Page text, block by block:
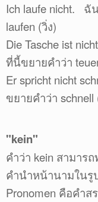
Ich laufe nicht. ฉั
laufen (วิ่ง)
Die Tasche ist
ที่นี้ขยายคำว่า
Er spricht nicht
ขยายคำว่า schnell
"kein"
คำว่า kein สามาร
คำนำหน้านามในรู
Pronomen คือคำส